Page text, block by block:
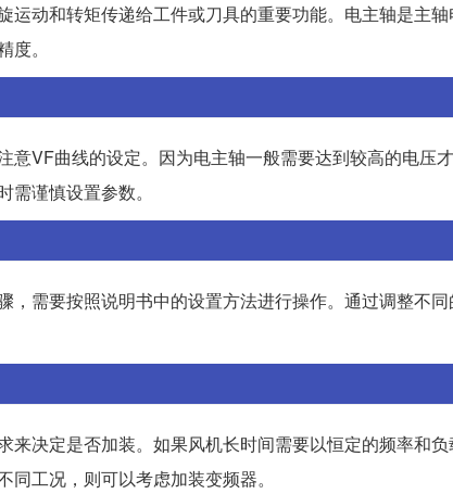
运动和转矩传递给工件或刀具的重要功能。电主轴是主
。
意VF曲线的设定。因为电主轴一般需要达到较高的电压
谨慎设置参数。
，需要按照说明书中的设置方法进行操作。通过调整不
来决定是否加装。如果风机长时间需要以恒定的频率和
工况，则可以考虑加装变频器。